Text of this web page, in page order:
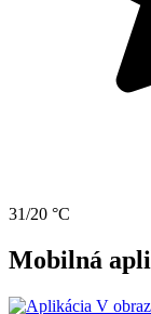
31/20 °C
Mobilná